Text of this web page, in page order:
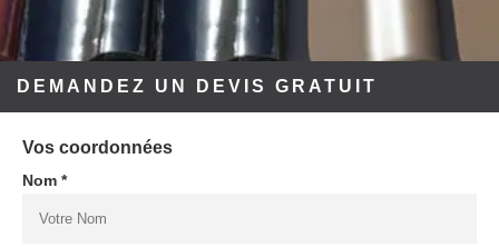
DEMANDEZ UN DEVIS GRATUIT
Vos coordonnées
Nom *